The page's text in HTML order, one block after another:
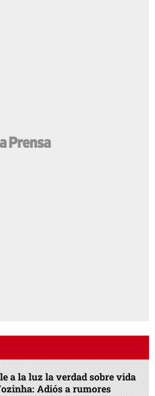
a la luz la verdad sobre vida
Adiós a rumores